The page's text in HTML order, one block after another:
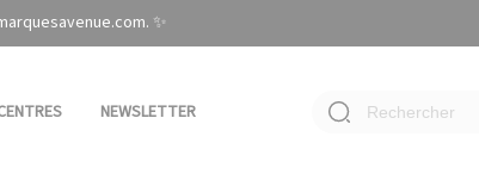
✨
NEWSLETTER Rechercher